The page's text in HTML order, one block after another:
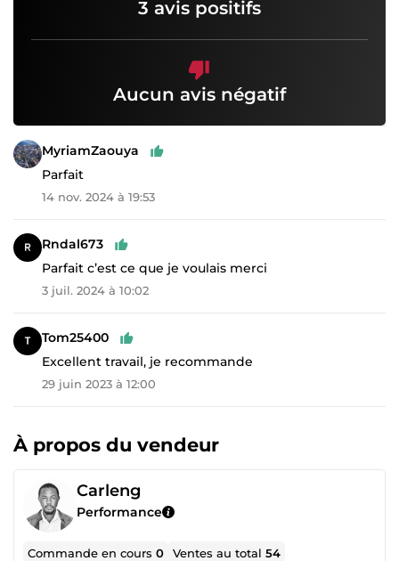
3 avis positifs
Aucun avis négatif
MyriamZaouya
Parfait
14 nov. 2024 à 19:53
Rndal673
Parfait c’est ce que je voulais merci
3 juil. 2024 à 10:02
Tom25400
Excellent travail, je recommande
29 juin 2023 à 12:00
À propos du vendeur
Carleng
Performance
Commande en cours0 Ventes au total54